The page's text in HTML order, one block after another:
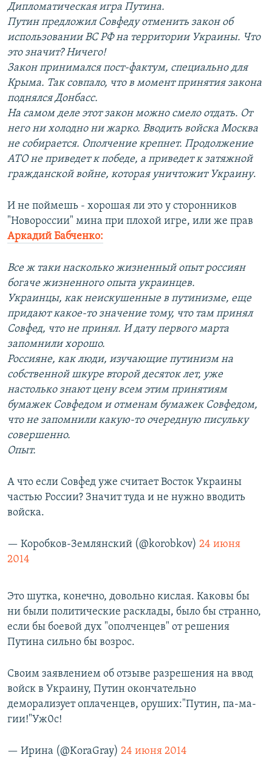
Дипломатическая игра Путина.
Путин предложил Совфеду отменить закон об
использовании ВС РФ на территории Украины. Что
это значит? Ничего!
Закон принимался пост-фактум, специально для
Крыма. Так совпало, что в момент принятия закона
поднялся Донбасс.
На самом деле этот закон можно смело отдать. От
него ни холодно ни жарко. Вводить войска Москва
не собирается. Ополчение крепнет. Продолжение
АТО не приведет к победе, а приведет к затяжной
гражданской войне, которая уничтожит Украину.
И не поймешь - хорошая ли это у сторонников
"Новороссии" мина при плохой игре, или же прав
Аркадий Бабченко:
Все ж таки насколько жизненный опыт россиян
богаче жизненного опыта украинцев.
Украинцы, как неискушенные в путинизме, еще
придают какое-то значение тому, что там принял
Совфед, что не принял. И дату первого марта
запомнили хорошо.
Россияне, как люди, изучающие путинизм на
собственной шкуре второй десяток лет, уже
настолько знают цену всем этим принятиям
бумажек Совфедом и отменам бумажек Совфедом,
что не запомнили какую-то очередную писульку
совершенно.
Опыт.
А что если Совфед уже считает Восток Украины
частью России? Значит туда и не нужно вводить
войска.
— Коробков-Землянский (@korobkov) 24 июня
2014
Это шутка, конечно, довольно кислая. Каковы бы
ни были политические расклады, было бы странно,
если бы боевой дух "ополченцев" от решения
Путина сильно бы возрос.
Своим заявлением об отзыве разрешения на ввод
войск в Украину, Путин окончательно
деморализует оплаченцев, оруших:"Путин, па-ма-
гии!"Уж0с!
— Ирина (@KoraGray) 24 июня 2014